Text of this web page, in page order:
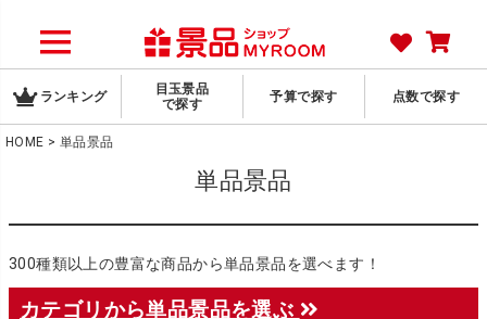
ランキング
目玉景品
で探す
予算で探す 点数で探す
HOME 単品景品
単品景品
300種類以上の豊富な商品から単品景品を選べます！
カテゴリから単品景品を選ぶ